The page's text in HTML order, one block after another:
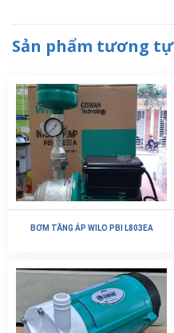
Sản phẩm tương tự
BƠM TĂNG ÁP WILO PBI L803EA